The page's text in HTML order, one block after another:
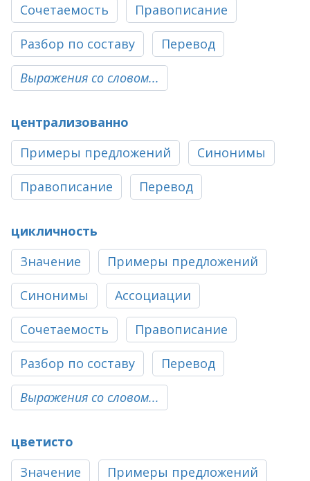
Сочетаемость Правописание
Разбор по составу Перевод
Выражения со словом...
централизованно
Примеры предложений
Синонимы
Правописание Перевод
цикличность
Значение
Примеры предложений
Синонимы Ассоциации
Сочетаемость Правописание
Разбор по составу Перевод
Выражения со словом...
цветисто
Значение
Примеры предложений